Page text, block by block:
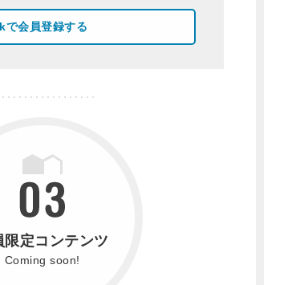
会員登録する
限定コンテンツ
Coming soon!